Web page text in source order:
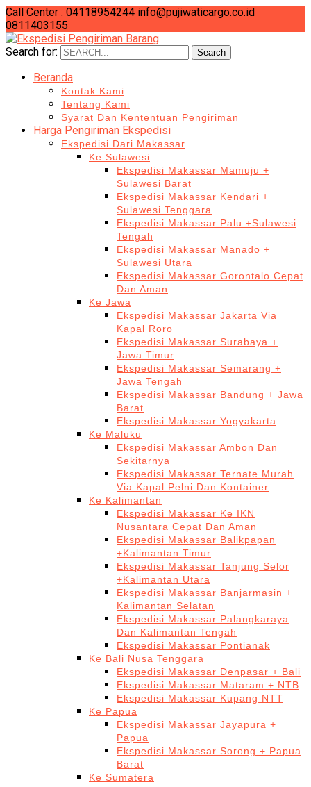
Call Center : 04118954244 info@pujiwaticargo.co.id
0811403155
Search for:
Search
Beranda
Kontak Kami
Tentang Kami
Syarat Dan Kententuan Pengiriman
Harga Pengiriman Ekspedisi
Ekspedisi Dari Makassar
Ke Sulawesi
Ekspedisi Makassar Mamuju +
Sulawesi Barat
Ekspedisi Makassar Kendari +
Sulawesi Tenggara
Ekspedisi Makassar Palu +Sulawesi
Tengah
Ekspedisi Makassar Manado +
Sulawesi Utara
Ekspedisi Makassar Gorontalo Cepat
Dan Aman
Ke Jawa
Ekspedisi Makassar Jakarta Via
Kapal Roro
Ekspedisi Makassar Surabaya +
Jawa Timur
Ekspedisi Makassar Semarang +
Jawa Tengah
Ekspedisi Makassar Bandung + Jawa
Barat
Ekspedisi Makassar Yogyakarta
Ke Maluku
Ekspedisi Makassar Ambon Dan
Sekitarnya
Ekspedisi Makassar Ternate Murah
Via Kapal Pelni Dan Kontainer
Ke Kalimantan
Ekspedisi Makassar Ke IKN
Nusantara Cepat Dan Aman
Ekspedisi Makassar Balikpapan
+Kalimantan Timur
Ekspedisi Makassar Tanjung Selor
+Kalimantan Utara
Ekspedisi Makassar Banjarmasin +
Kalimantan Selatan
Ekspedisi Makassar Palangkaraya
Dan Kalimantan Tengah
Ekspedisi Makassar Pontianak
Ke Bali Nusa Tenggara
Ekspedisi Makassar Denpasar + Bali
Ekspedisi Makassar Mataram + NTB
Ekspedisi Makassar Kupang NTT
Ke Papua
Ekspedisi Makassar Jayapura +
Papua
Ekspedisi Makassar Sorong + Papua
Barat
Ke Sumatera